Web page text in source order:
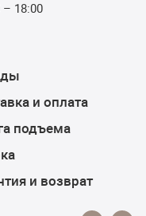
18:00
и оплата
подъема
и возврат